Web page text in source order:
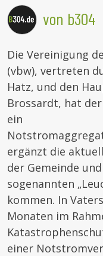
von b304
Die Vereinigung
(vbw), vertreten
Hatz, und den
Brossardt, hat
ein
ergänzt die
der Gemeinde
sogenannten
kommen. In
Monaten im
einer